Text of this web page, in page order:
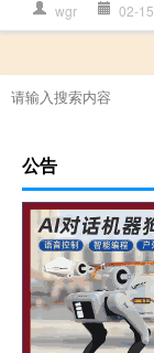
wgr 02-15
公告